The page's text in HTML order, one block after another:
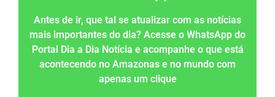
Antes de ir, que tal se atualizar com as notícias
mais importantes do dia? Acesse o WhatsApp do
Portal Dia a Dia Notícia e acompanhe o que está
acontecendo no Amazonas e no mundo com
apenas um clique